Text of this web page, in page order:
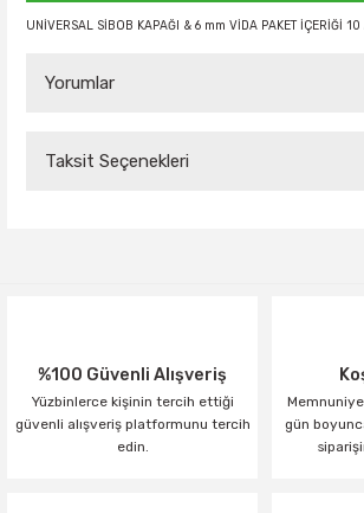
UNİVERSAL SİBOB KAPAĞI & 6 mm VİDA PAKET İÇERİĞİ 10
Yorumlar
Taksit Seçenekleri
%100 Güvenli Alışveriş
Yüzbinlerce kişinin tercih ettiği
güvenli alışveriş platformunu tercih
edin.
gün